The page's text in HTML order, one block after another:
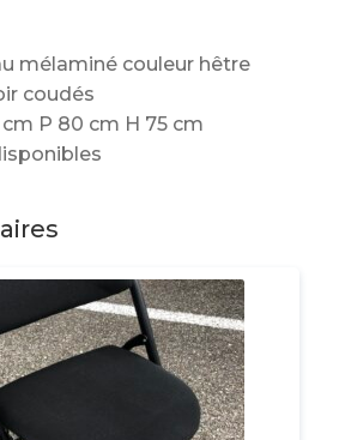
mélaminé couleur hêtre
coudés
P 80 cm H 75 cm